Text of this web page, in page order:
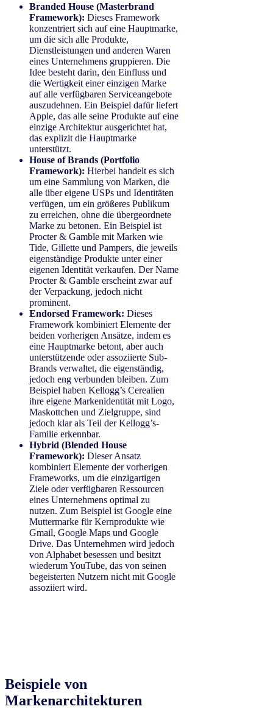
Branded House (Masterbrand
Framework): Dieses Framework
konzentriert sich auf eine Hauptmarke,
um die sich alle Produkte,
Dienstleistungen und anderen Waren
eines Unternehmens gruppieren. Die
Idee besteht darin, den Einfluss und
die Wertigkeit einer einzigen Marke
auf alle verfügbaren Serviceangebote
auszudehnen. Ein Beispiel dafür liefert
Apple, das alle seine Produkte auf eine
einzige Architektur ausgerichtet hat,
das explizit die Hauptmarke
unterstützt.
House of Brands (Portfolio
Framework): Hierbei handelt es sich
um eine Sammlung von Marken, die
alle über eigene USPs und Identitäten
verfügen, um ein größeres Publikum
zu erreichen, ohne die übergeordnete
Marke zu betonen. Ein Beispiel ist
Procter & Gamble mit Marken wie
Tide, Gillette und Pampers, die jeweils
eigenständige Produkte unter einer
eigenen Identität verkaufen. Der Name
Procter & Gamble erscheint zwar auf
der Verpackung, jedoch nicht
prominent.
Endorsed Framework: Dieses
Framework kombiniert Elemente der
beiden vorherigen Ansätze, indem es
eine Hauptmarke betont, aber auch
unterstützende oder assoziierte Sub-
Brands verwaltet, die eigenständig,
jedoch eng verbunden bleiben. Zum
Beispiel haben Kellogg’s Cerealien
ihre eigene Markenidentität mit Logo,
Maskottchen und Zielgruppe, sind
jedoch klar als Teil der Kellogg’s-
Familie erkennbar.
Hybrid (Blended House
Framework): Dieser Ansatz
kombiniert Elemente der vorherigen
Frameworks, um die einzigartigen
Ziele oder verfügbaren Ressourcen
eines Unternehmens optimal zu
nutzen. Zum Beispiel ist Google eine
Muttermarke für Kernprodukte wie
Gmail, Google Maps und Google
Drive. Das Unternehmen wird jedoch
von Alphabet besessen und besitzt
wiederum YouTube, das von seinen
begeisterten Nutzern nicht mit Google
assoziiert wird.
Beispiele von
Markenarchitekturen